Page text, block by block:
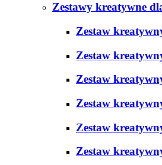
Zestawy kreatywne
Zestaw
Zestaw
Zestaw
Zestaw
Zestaw
Zestaw